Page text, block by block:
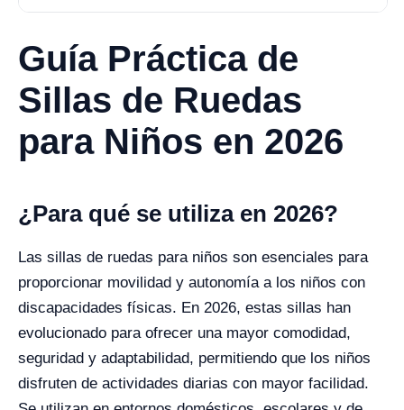
Guía Práctica de
Sillas de Ruedas
para Niños en 2026
¿Para qué se utiliza en 2026?
Las sillas de ruedas para niños son esenciales para
proporcionar movilidad y autonomía a los niños con
discapacidades físicas. En 2026, estas sillas han
evolucionado para ofrecer una mayor comodidad,
seguridad y adaptabilidad, permitiendo que los niños
disfruten de actividades diarias con mayor facilidad.